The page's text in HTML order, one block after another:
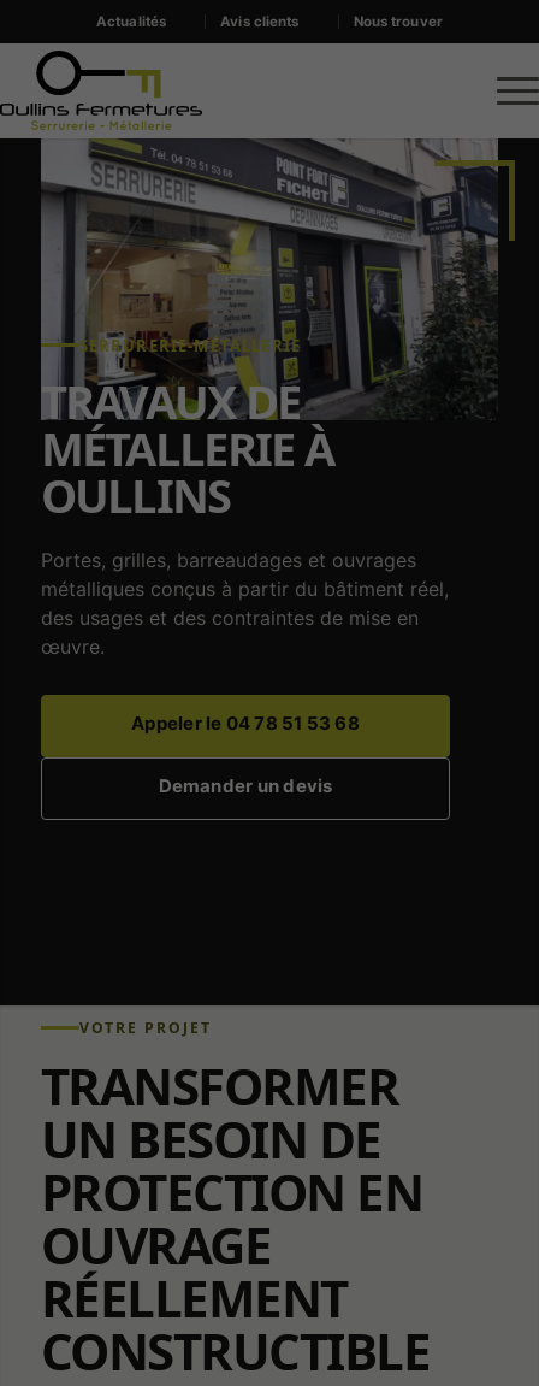
Actualités Avis clients Nous trouver
SERRURERIE-MÉTALLERIE
TRAVAUX DE
MÉTALLERIE À
OULLINS
Portes, grilles, barreaudages et ouvrages
métalliques conçus à partir du bâtiment réel,
des usages et des contraintes de mise en
œuvre.
Appeler le 04 78 51 53 68
Demander un devis
VOTRE PROJET
TRANSFORMER
UN BESOIN DE
PROTECTION EN
OUVRAGE
RÉELLEMENT
CONSTRUCTIBLE